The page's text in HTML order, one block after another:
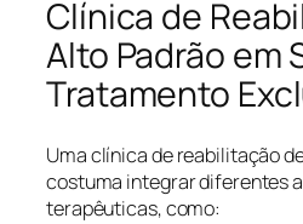
Clínica de
Alto Padrão em
Tratamento
Uma clínica de reabilitação
costuma integrar diferentes
terapêuticas, como: